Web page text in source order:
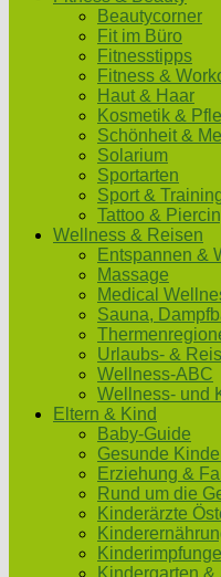
Beautycorner
Fit im Büro
Fitnesstipps
Fitness &
Haut & Haar
Kosmetik &
Schönheit &
Solarium
Sportarten
Sport &
Tattoo &
Wellness & Reisen
Entspannen &
Massage
Medical
Sauna,
Urlaubs- &
Wellness-ABC
Wellness- und
Eltern & Kind
Baby-Guide
Gesunde
Erziehung &
Rund um die
Kinderärzte
Kindergarten &